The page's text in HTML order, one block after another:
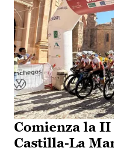
Comienza la
Castilla-La